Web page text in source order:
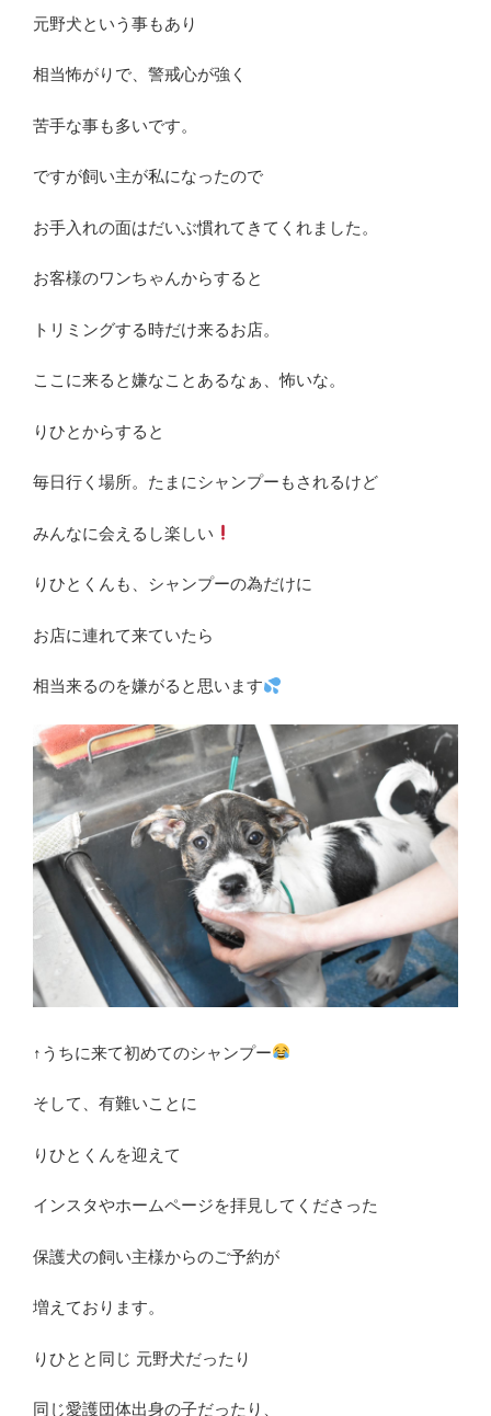
元野犬という事もあり
相当怖がりで、警戒心が強く
苦手な事も多いです。
ですが飼い主が私になったので
お手入れの面はだいぶ慣れてきてくれました。
お客様のワンちゃんからすると
トリミングする時だけ来るお店。
ここに来ると嫌なことあるなぁ、怖いな。
りひとからすると
毎日行く場所。たまにシャンプーもされるけど
みんなに会えるし楽しい
りひとくんも、シャンプーの為だけに
お店に連れて来ていたら
相当来るのを嫌がると思います
↑うちに来て初めてのシャンプー
そして、有難いことに
りひとくんを迎えて
インスタやホームページを拝見してくださった
保護犬の飼い主様からのご予約が
増えております。
りひとと同じ 元野犬だったり
同じ愛護団体出身の子だったり、